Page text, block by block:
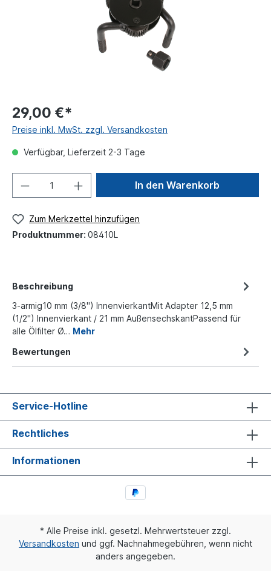
29,00 €*
Preise inkl. MwSt. zzgl. Versandkosten
Verfügbar, Lieferzeit 2-3 Tage
In den Warenkorb
Zum Merkzettel hinzufügen
Produktnummer: 08410L
Beschreibung
3-armig10 mm (3/8") InnenvierkantMit Adapter 12,5 mm
(1/2") Innenvierkant / 21 mm AußensechskantPassend für
alle Ölfilter Ø… Mehr
Bewertungen
Service-Hotline
Rechtliches
Informationen
* Alle Preise inkl. gesetzl. Mehrwertsteuer zzgl.
Versandkosten und ggf. Nachnahmegebühren, wenn nicht
anders angegeben.